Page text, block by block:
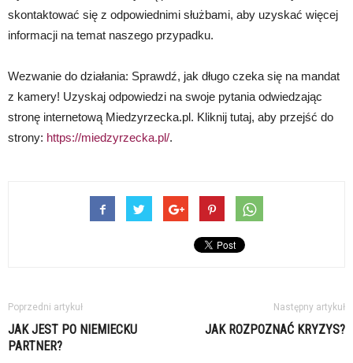
skontaktować się z odpowiednimi służbami, aby uzyskać więcej
informacji na temat naszego przypadku.
Wezwanie do działania: Sprawdź, jak długo czeka się na mandat
z kamery! Uzyskaj odpowiedzi na swoje pytania odwiedzając
stronę internetową Miedzyrzecka.pl. Kliknij tutaj, aby przejść do
strony: https://miedzyrzecka.pl/.
Poprzedni artykuł
JAK JEST PO NIEMIECKU
PARTNER?
Następny artykuł
JAK ROZPOZNAĆ KRYZYS?